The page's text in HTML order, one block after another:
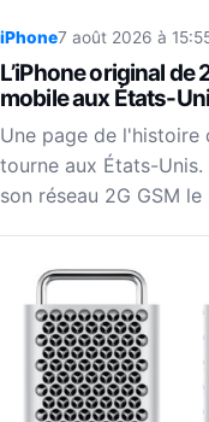
iPhone7 août 2026 à
L’iPhone original
mobile aux États-
Une page de l'histoire
tourne aux États-
son réseau 2G GSM